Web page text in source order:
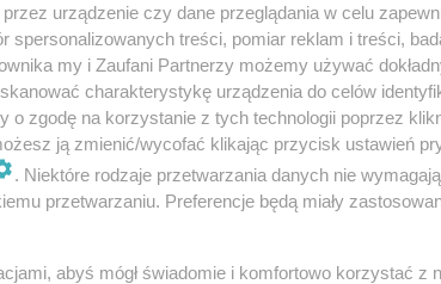
zachwyceni, kiedy w końcu doczekali się muzycznych
emocji dostarczyła im informacja, że wokalista
w Sweetener World Tour! Co
urządzenie czy dane przeglądania w celu
spersonalizowanych treści, pomiar reklam i treści,
my i Zaufani Partnerzy możemy używać
charakterystykę urządzenia do celów
o zgodę na korzystanie z tych technologii poprzez
ją zmienić/wycofać klikając przycisk ustawień
. Niektóre rodzaje przetwarzania danych nie
przetwarzaniu. Preferencje będą miały
abyś mógł świadomie i komfortowo korzystać z